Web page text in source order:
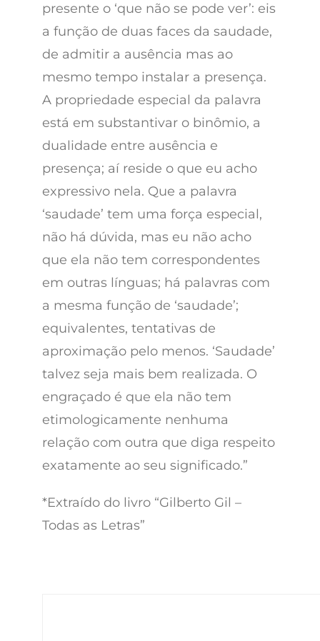
presente o ‘que não se pode ver’: eis
a função de duas faces da saudade,
de admitir a ausência mas ao
mesmo tempo instalar a presença.
A propriedade especial da palavra
está em substantivar o binômio, a
dualidade entre ausência e
presença; aí reside o que eu acho
expressivo nela. Que a palavra
‘saudade’ tem uma força especial,
não há dúvida, mas eu não acho
que ela não tem correspondentes
em outras línguas; há palavras com
a mesma função de ‘saudade’;
equivalentes, tentativas de
aproximação pelo menos. ‘Saudade’
talvez seja mais bem realizada. O
engraçado é que ela não tem
etimologicamente nenhuma
relação com outra que diga respeito
exatamente ao seu significado.”
*Extraído do livro “Gilberto Gil –
Todas as Letras”